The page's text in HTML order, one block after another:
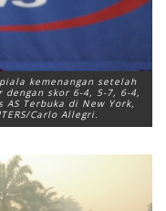
kemenangan setelah
dengan skor 6-4, 5-7, 6-4,
Terbuka di New York,
Carlo Allegri.